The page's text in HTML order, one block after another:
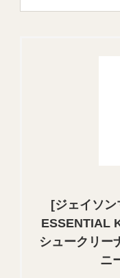
[ジェイソ
ESSENTIAL
シュークリー
ニ